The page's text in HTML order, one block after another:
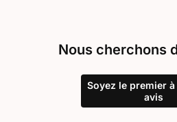
Nous cherchons
Soyez le premier
avis